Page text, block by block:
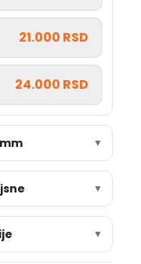
21.000 RSD
24.000 RSD
▼
▼
▼